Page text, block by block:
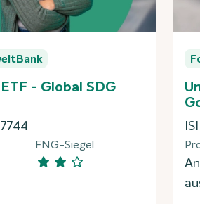
- Global SDG
FNG-Siegel